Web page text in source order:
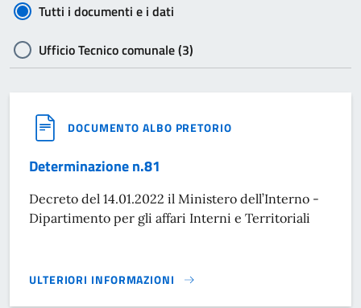
Tutti i documenti e i dati
Ufficio Tecnico comunale (3)
DOCUMENTO ALBO PRETORIO
Determinazione n.81
Decreto del 14.01.2022 il Ministero dell’Interno -
Dipartimento per gli affari Interni e Territoriali
ULTERIORI INFORMAZIONI
DETERMINAZIONE N.81}